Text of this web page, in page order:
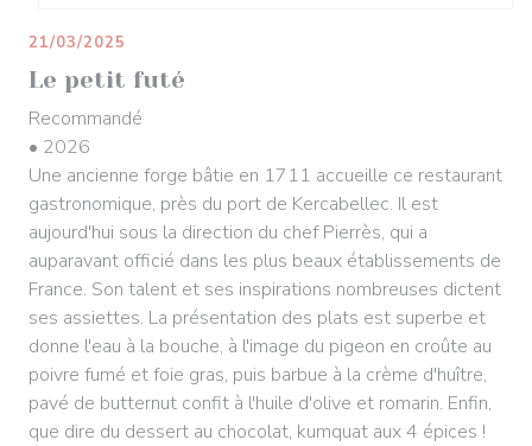
Le petit futé
21/03/2025
Recommandé
• 2026
Une ancienne forge bâtie en 1711 accueille ce restaurant
gastronomique, près du port de Kercabellec. Il est
aujourd'hui sous la direction du chef Pierrès, qui a
auparavant officié dans les plus beaux établissements de
France. Son talent et ses inspirations nombreuses dictent
ses assiettes. La présentation des plats est superbe et
donne l'eau à la bouche, à l'image du pigeon en croûte au
poivre fumé et foie gras, puis barbue à la crème d'huître,
pavé de butternut confit à l'huile d'olive et romarin. Enfin,
que dire du dessert au chocolat, kumquat aux 4 épices !